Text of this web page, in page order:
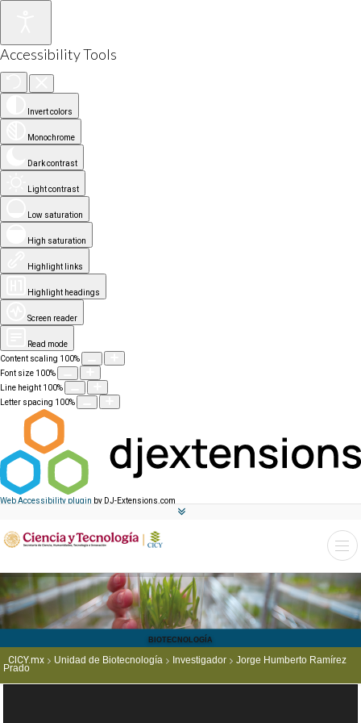
Accessibility Tools
Invert colors
Monochrome
Dark contrast
Light contrast
Low saturation
High saturation
Highlight links
Highlight headings
Screen reader
Read mode
Content scaling 100%
Font size 100%
Line height 100%
Letter spacing 100%
Web Accessibility plugin by DJ-Extensions.com
BIOTECNOLOGÍA
CICY.mx Unidad de Biotecnología Investigador Jorge Humberto Ramírez
Prado